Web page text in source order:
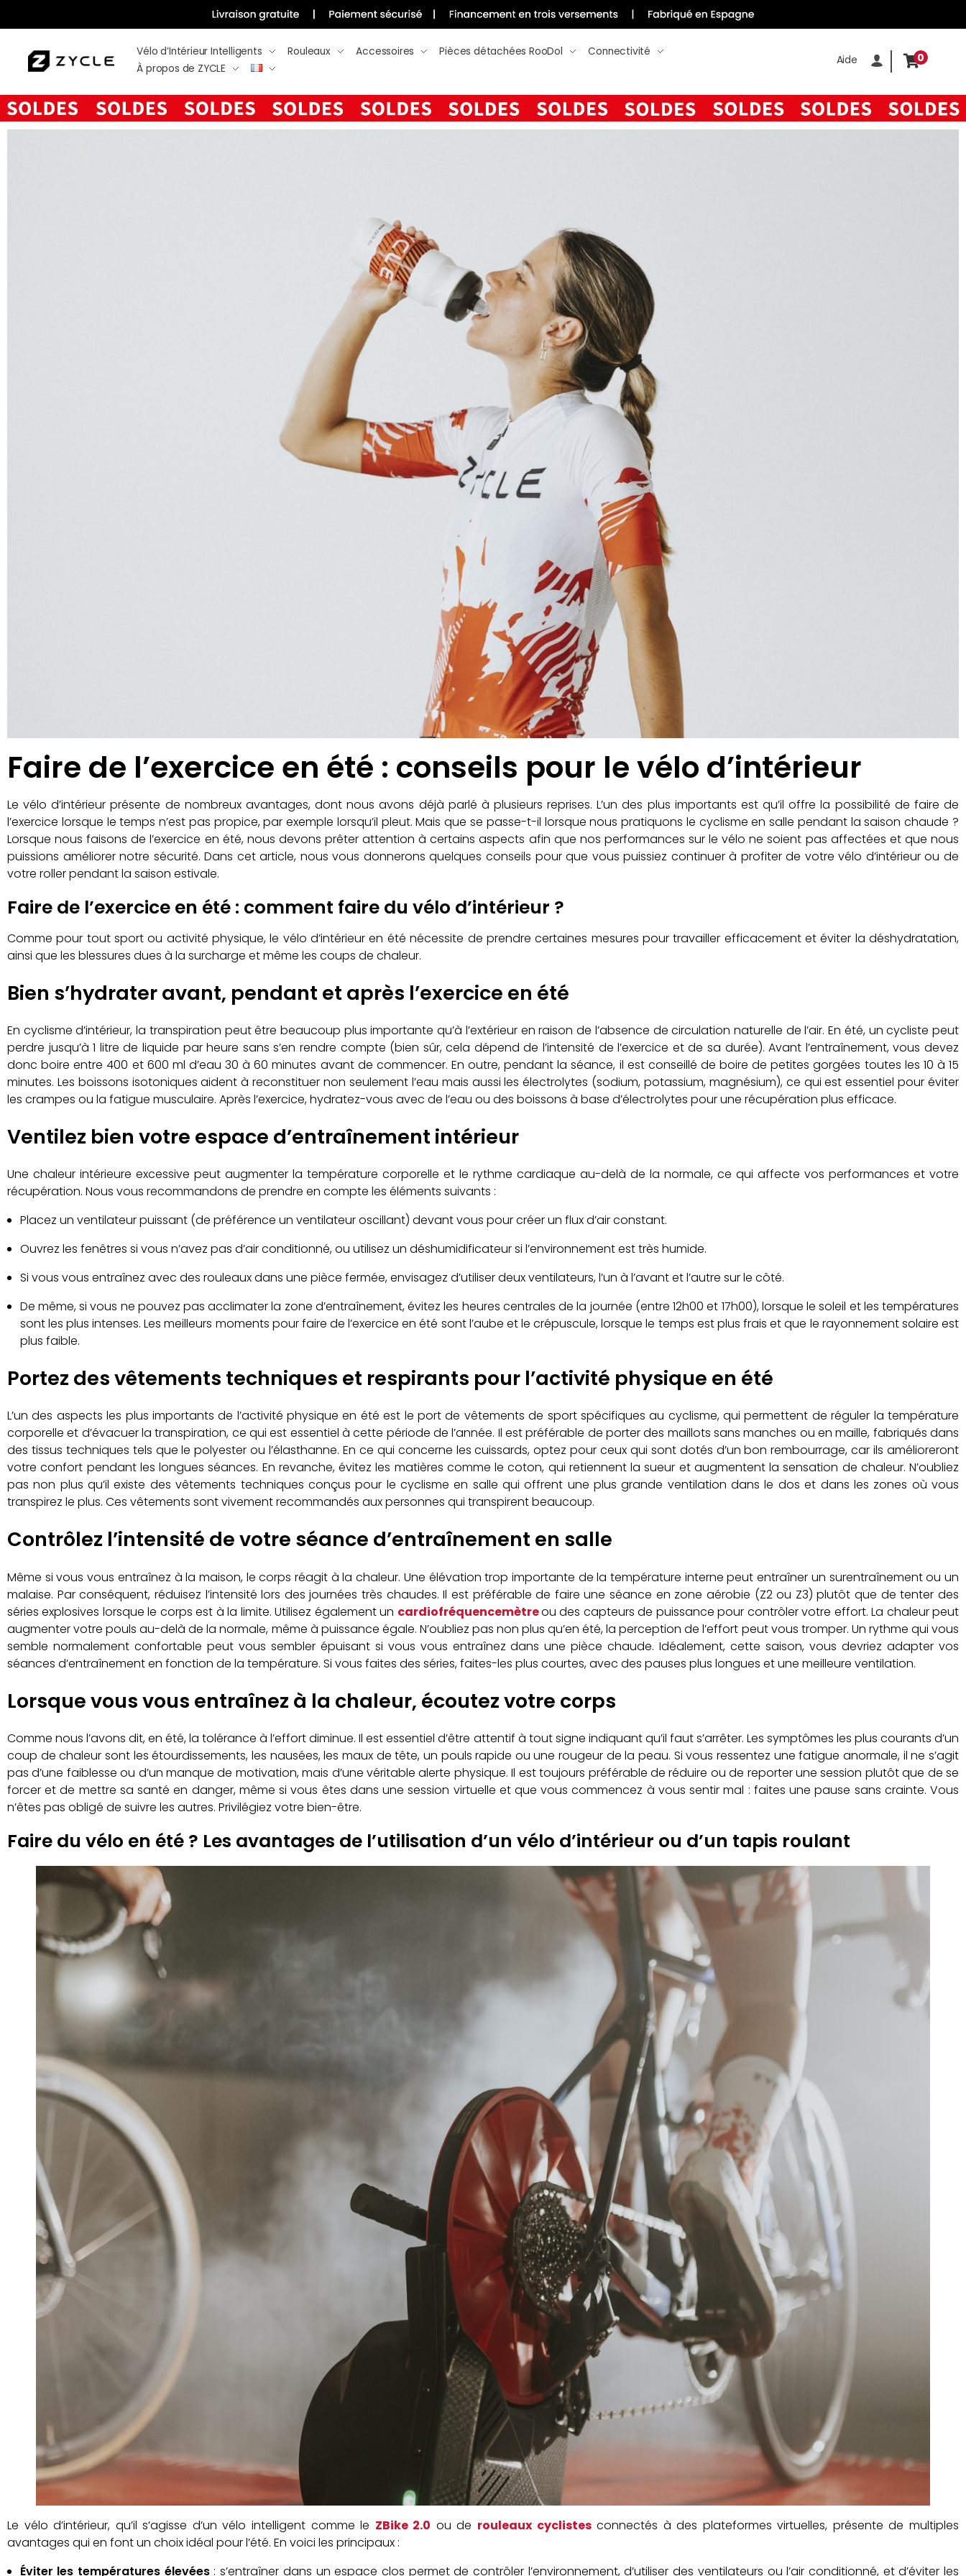
Vélo d’Intérieur Intelligents Rouleaux Accessoires Pièces détachées RooDol
Connectivité
À propos de ZYCLE
Aide 0
Faire de l’exercice en été : conseils pour le vélo d’intérieur
Le vélo d’intérieur présente de nombreux avantages, dont nous avons déjà parlé à plusieurs reprises. L’un des plus importants est qu’il offre la possibilité de faire de
l’exercice lorsque le temps n’est pas propice, par exemple lorsqu’il pleut. Mais que se passe-t-il lorsque nous pratiquons le cyclisme en salle pendant la saison chaude ?
Lorsque nous faisons de l’exercice en été, nous devons prêter attention à certains aspects afin que nos performances sur le vélo ne soient pas affectées et que nous
puissions améliorer notre sécurité. Dans cet article, nous vous donnerons quelques conseils pour que vous puissiez continuer à profiter de votre vélo d’intérieur ou de
votre roller pendant la saison estivale.
Faire de l’exercice en été : comment faire du vélo d’intérieur ?
Comme pour tout sport ou activité physique, le vélo d’intérieur en été nécessite de prendre certaines mesures pour travailler efficacement et éviter la déshydratation,
ainsi que les blessures dues à la surcharge et même les coups de chaleur.
Bien s’hydrater avant, pendant et après l’exercice en été
En cyclisme d’intérieur, la transpiration peut être beaucoup plus importante qu’à l’extérieur en raison de l’absence de circulation naturelle de l’air. En été, un cycliste peut
perdre jusqu’à 1 litre de liquide par heure sans s’en rendre compte (bien sûr, cela dépend de l’intensité de l’exercice et de sa durée). Avant l’entraînement, vous devez
donc boire entre 400 et 600 ml d’eau 30 à 60 minutes avant de commencer. En outre, pendant la séance, il est conseillé de boire de petites gorgées toutes les 10 à 15
minutes. Les boissons isotoniques aident à reconstituer non seulement l’eau mais aussi les électrolytes (sodium, potassium, magnésium), ce qui est essentiel pour éviter
les crampes ou la fatigue musculaire. Après l’exercice, hydratez-vous avec de l’eau ou des boissons à base d’électrolytes pour une récupération plus efficace.
Ventilez bien votre espace d’entraînement intérieur
Une chaleur intérieure excessive peut augmenter la température corporelle et le rythme cardiaque au-delà de la normale, ce qui affecte vos performances et votre
récupération. Nous vous recommandons de prendre en compte les éléments suivants :
Placez un ventilateur puissant (de préférence un ventilateur oscillant) devant vous pour créer un flux d’air constant.
Ouvrez les fenêtres si vous n’avez pas d’air conditionné, ou utilisez un déshumidificateur si l’environnement est très humide.
Si vous vous entraînez avec des rouleaux dans une pièce fermée, envisagez d’utiliser deux ventilateurs, l’un à l’avant et l’autre sur le côté.
De même, si vous ne pouvez pas acclimater la zone d’entraînement, évitez les heures centrales de la journée (entre 12h00 et 17h00), lorsque le soleil et les températures
sont les plus intenses. Les meilleurs moments pour faire de l’exercice en été sont l’aube et le crépuscule, lorsque le temps est plus frais et que le rayonnement solaire est
plus faible.
Portez des vêtements techniques et respirants pour l’activité physique en été
L’un des aspects les plus importants de l’activité physique en été est le port de vêtements de sport spécifiques au cyclisme, qui permettent de réguler la température
corporelle et d’évacuer la transpiration, ce qui est essentiel à cette période de l’année. Il est préférable de porter des maillots sans manches ou en maille, fabriqués dans
des tissus techniques tels que le polyester ou l’élasthanne. En ce qui concerne les cuissards, optez pour ceux qui sont dotés d’un bon rembourrage, car ils amélioreront
votre confort pendant les longues séances. En revanche, évitez les matières comme le coton, qui retiennent la sueur et augmentent la sensation de chaleur. N’oubliez
pas non plus qu’il existe des vêtements techniques conçus pour le cyclisme en salle qui offrent une plus grande ventilation dans le dos et dans les zones où vous
transpirez le plus. Ces vêtements sont vivement recommandés aux personnes qui transpirent beaucoup.
Contrôlez l’intensité de votre séance d’entraînement en salle
Même si vous vous entraînez à la maison, le corps réagit à la chaleur. Une élévation trop importante de la température interne peut entraîner un surentraînement ou un
malaise. Par conséquent, réduisez l’intensité lors des journées très chaudes. Il est préférable de faire une séance en zone aérobie (Z2 ou Z3) plutôt que de tenter des
séries explosives lorsque le corps est à la limite. Utilisez également un cardiofréquencemètreou des capteurs de puissance pour contrôler votre effort. La chaleur peut
augmenter votre pouls au-delà de la normale, même à puissance égale. N’oubliez pas non plus qu’en été, la perception de l’effort peut vous tromper. Un rythme qui vous
semble normalement confortable peut vous sembler épuisant si vous vous entraînez dans une pièce chaude. Idéalement, cette saison, vous devriez adapter vos
séances d’entraînement en fonction de la température. Si vous faites des séries, faites-les plus courtes, avec des pauses plus longues et une meilleure ventilation.
Lorsque vous vous entraînez à la chaleur, écoutez votre corps
Comme nous l’avons dit, en été, la tolérance à l’effort diminue. Il est essentiel d’être attentif à tout signe indiquant qu’il faut s’arrêter. Les symptômes les plus courants d’un
coup de chaleur sont les étourdissements, les nausées, les maux de tête, un pouls rapide ou une rougeur de la peau. Si vous ressentez une fatigue anormale, il ne s’agit
pas d’une faiblesse ou d’un manque de motivation, mais d’une véritable alerte physique. Il est toujours préférable de réduire ou de reporter une session plutôt que de se
forcer et de mettre sa santé en danger, même si vous êtes dans une session virtuelle et que vous commencez à vous sentir mal : faites une pause sans crainte. Vous
n’êtes pas obligé de suivre les autres. Privilégiez votre bien-être.
Faire du vélo en été ? Les avantages de l’utilisation d’un vélo d’intérieur ou d’un tapis roulant
Le vélo d’intérieur, qu’il s’agisse d’un vélo intelligent comme le ZBike 2.0 ou de rouleaux cyclistesconnectés à des plateformes virtuelles, présente de multiples
avantages qui en font un choix idéal pour l’été. En voici les principaux :
Éviter les températures élevées : s’entraîner dans un espace clos permet de contrôler l’environnement, d’utiliser des ventilateurs ou l’air conditionné, et d’éviter les